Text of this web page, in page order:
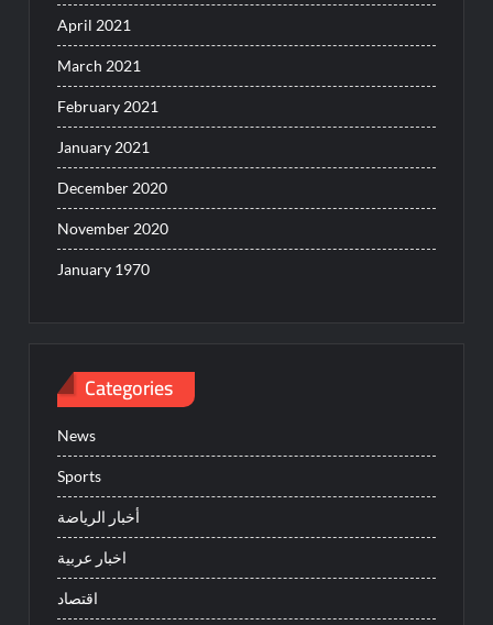
April 2021
March 2021
February 2021
January 2021
December 2020
November 2020
January 1970
Categories
News
Sports
أخبار الرياضة
اخبار عربية
اقتصاد